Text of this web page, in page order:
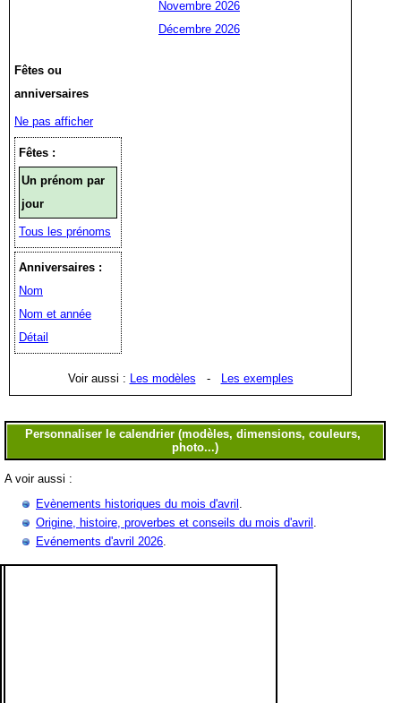
Novembre 2026
Décembre 2026
Fêtes ou
anniversaires
Ne pas afficher
Fêtes :
Un prénom par
jour
Tous les prénoms
Anniversaires :
Nom
Nom et année
Détail
Voir aussi : Les modèles - Les exemples
A voir aussi :
Evènements historiques du mois d'avril .
Origine, histoire, proverbes et conseils du mois d'avril .
Evénements d'avril 2026.